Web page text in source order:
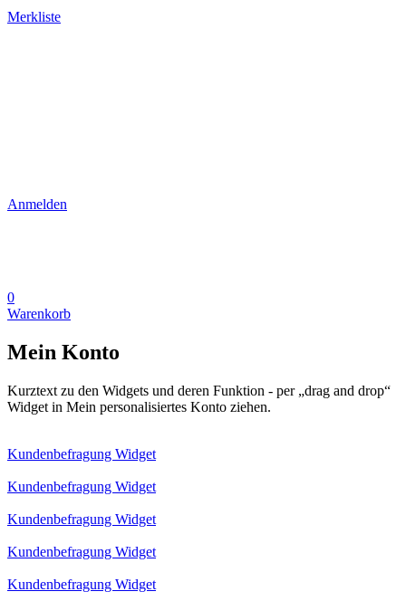
Merkliste
Anmelden
0
Warenkorb
Mein Konto
Kurztext zu den Widgets und deren Funktion - per „drag and drop“
Widget in Mein personalisiertes Konto ziehen.
Kundenbefragung Widget
Kundenbefragung Widget
Kundenbefragung Widget
Kundenbefragung Widget
Kundenbefragung Widget